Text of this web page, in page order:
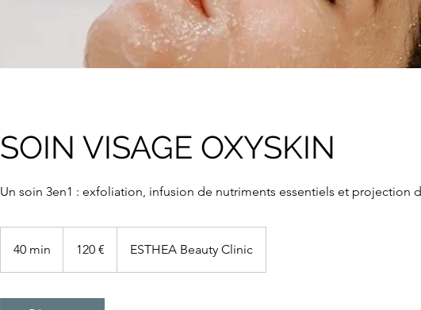
SOIN VISAGE OXYSKIN
Un soin 3en1 : exfoliation, infusion de nutriments essentiels et projection
40 min
0
120 € ESTHEA Beauty Clinic